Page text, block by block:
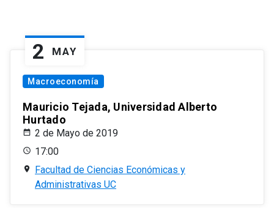
2 MAY
Macroeconomía
Mauricio Tejada, Universidad Alberto
Hurtado
2 de Mayo de 2019
17:00
Facultad de Ciencias Económicas y
Administrativas UC